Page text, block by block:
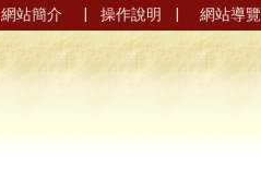
網站簡介 | 操作說明 | 網站導覽